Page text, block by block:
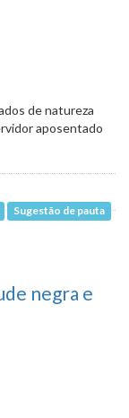
de natureza
aposentado
Sugestão de pauta
negra e